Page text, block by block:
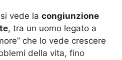
vede la congiunzione
, tra un uomo legato a
che lo vede crescere
della vita, fino